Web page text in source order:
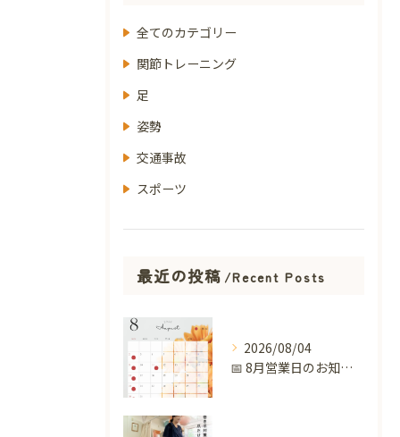
全てのカテゴリー
関節トレーニング
足
姿勢
交通事故
スポーツ
最近の投稿 Recent Posts
2026/08/04
📅 8月営業日のお知らせ 🌻